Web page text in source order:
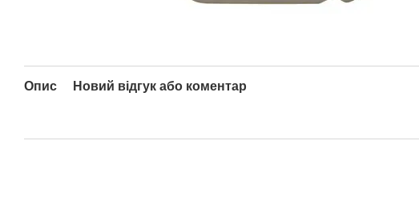
Опис Новий відгук або коментар